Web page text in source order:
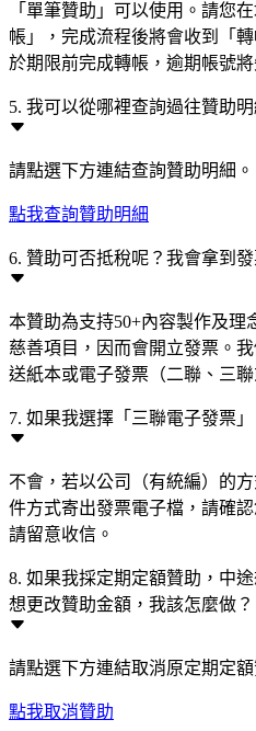
「單筆贊助」可以使用。請您
帳」，完成流程後將會收到「
於期限前完成轉帳，逾期帳號將
5. 我可以從哪裡查詢過往贊助明
請點選下方連結查詢贊助明細。
點我查詢贊助明細
6. 贊助可否抵稅呢？我會拿到發
本贊助為支持50+內容製作及理
慈善項目，因而會開立發票。
送紙本或電子發票（二聯、三聯
7. 如果我選擇「三聯電子發票
不會，若以公司（有統編）的
件方式寄出發票電子檔，請確
請留意收信。
8. 如果我採定期定額贊助，中
想更改贊助金額，我該怎麼做？
請點選下方連結取消原定期定
點我取消贊助